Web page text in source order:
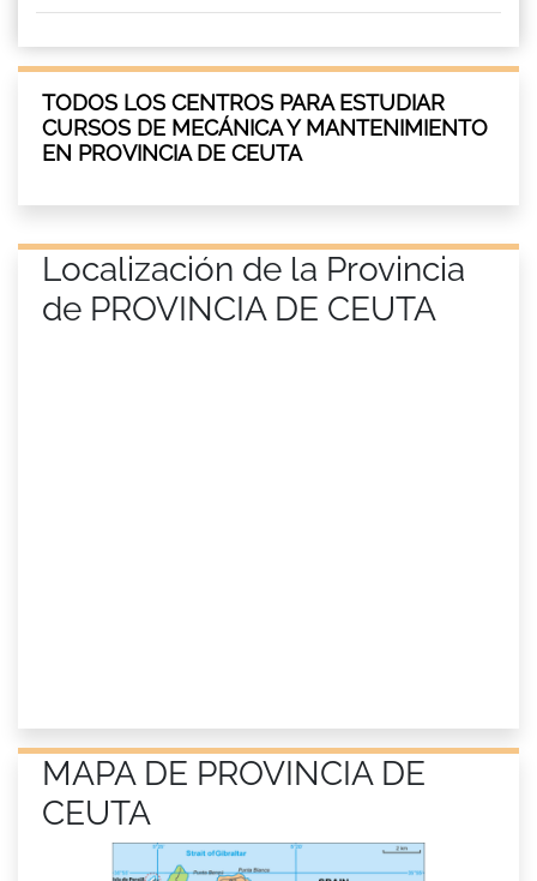
TODOS LOS CENTROS PARA ESTUDIAR
CURSOS DE MECÁNICA Y MANTENIMIENTO
EN PROVINCIA DE CEUTA
Localización de la Provincia
de PROVINCIA DE CEUTA
MAPA DE PROVINCIA DE
CEUTA